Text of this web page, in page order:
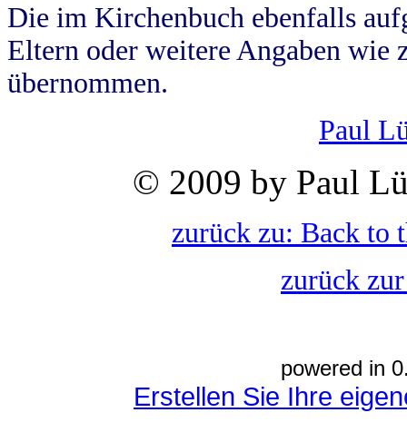
Die im Kirchenbuch ebenfalls
Eltern oder weitere Angaben wie
übernommen.
Paul
© 2009 by Paul
zurück zu: Back to
zurück
powered in
Erstellen Sie Ihre